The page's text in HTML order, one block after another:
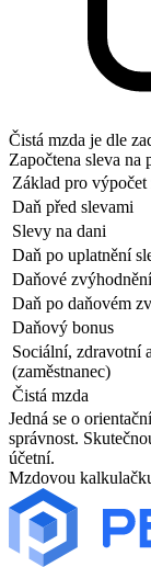
Čistá mzda je dle
Započtena sleva na
Základ pro výpočet
Daň před slevami
Slevy na dani
Daň po uplatnění
Daňové
Daň po daňovém
Daňový bonus
Sociální, zdravotní
(zaměstnanec)
Čistá mzda
Jedná se o
správnost.
účetní.
Mzdovou